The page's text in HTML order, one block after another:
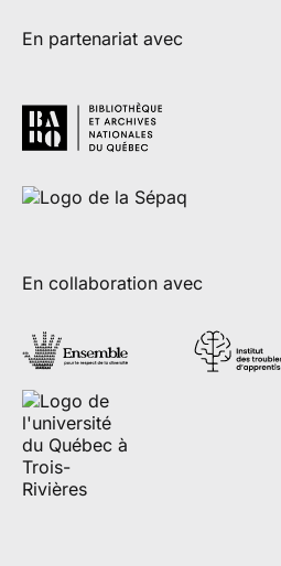
En partenariat avec
En collaboration avec